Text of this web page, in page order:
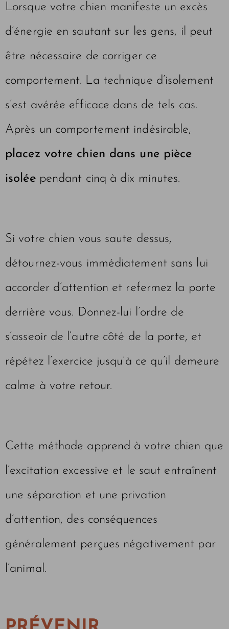
Lorsque votre chien manifeste un excès
d’énergie en sautant sur les gens, il peut
être nécessaire de corriger ce
comportement. La technique d’isolement
s’est avérée efficace dans de tels cas.
Après un comportement indésirable,
placez votre chien dans une pièce
isoléependant cinq à dix minutes.
Si votre chien vous saute dessus,
détournez-vous immédiatement sans lui
accorder d’attention et refermez la porte
derrière vous. Donnez-lui l’ordre de
s’asseoir de l’autre côté de la porte, et
répétez l’exercice jusqu’à ce qu’il demeure
calme à votre retour.
Cette méthode apprend à votre chien que
l’excitation excessive et le saut entraînent
une séparation et une privation
d’attention, des conséquences
généralement perçues négativement par
l’animal.